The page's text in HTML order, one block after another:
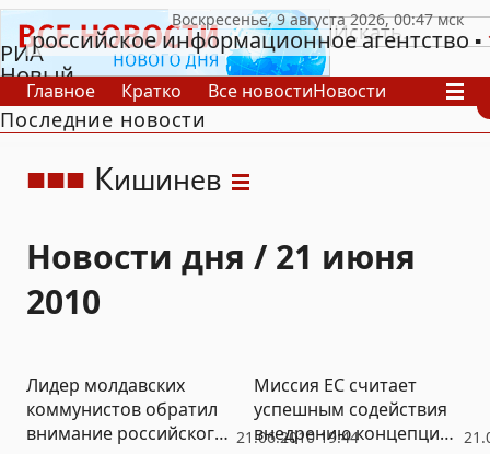
РИА
Новый
День
российское информационное агентство
Главное Кратко Все новостиНовости
В России
В мире
Последние новости
Кишинев
Новости дня / 21 июня
2010
21.06.2010 19:44
Лидер молдавских
коммунистов обратил
внимание российского
Миссия ЕС считает
успешным содействия
внедрению концепции